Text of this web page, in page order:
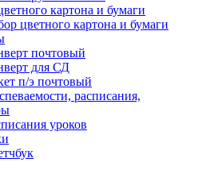
картона и бумаги
цветного картона и бумаги
почтовый
для СД
п/э почтовый
расписания,
уроков